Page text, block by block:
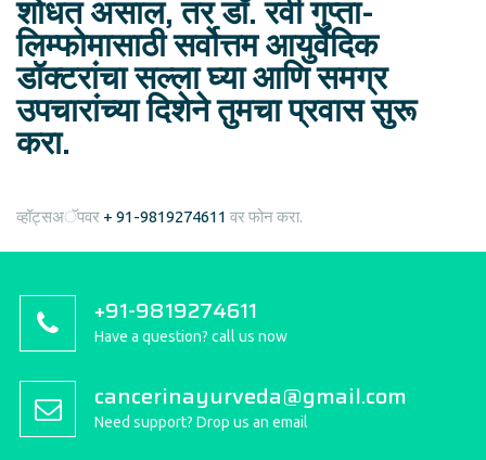
शोधत असाल, तर डॉ. रवी गुप्ता-
लिम्फोमासाठी सर्वोत्तम आयुर्वेदिक
डॉक्टरांचा सल्ला घ्या आणि समग्र
उपचारांच्या दिशेने तुमचा प्रवास सुरू
करा.
व्हॉट्सअॅपवर + 91-9819274611 वर फोन करा.
+91-9819274611
Have a question? call us now
cancerinayurveda@gmail.com
Need support? Drop us an email